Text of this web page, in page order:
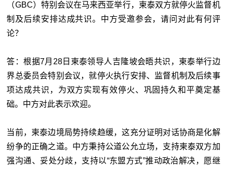
（GBC）特别会议在马来西亚举行，柬泰双方就停火监督机
制及后续安排达成共识。中方受邀参会，请问对此有何评
论？
答：根据7月28日柬泰领导人吉隆坡会晤共识，柬泰举行边
界总委员会特别会议，就停火执行安排、监督机制及后续事
项达成共识，为双方实现有效停火、巩固持久和平奠定基
础。中方对此表示欢迎。
当前，柬泰边境局势持续趋缓，这充分证明对话协商是化解
纷争的正确之道。中方秉持公道公允立场，支持柬泰双方加
强沟通、妥处分歧，支持以“东盟方式”推动政治解决，愿继